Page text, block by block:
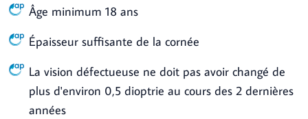
Âge minimum 18 ans
Épaisseur suffisante de la cornée
La vision défectueuse ne doit pas avoir changé de
plus d'environ 0,5 dioptrie au cours des 2 dernières
années